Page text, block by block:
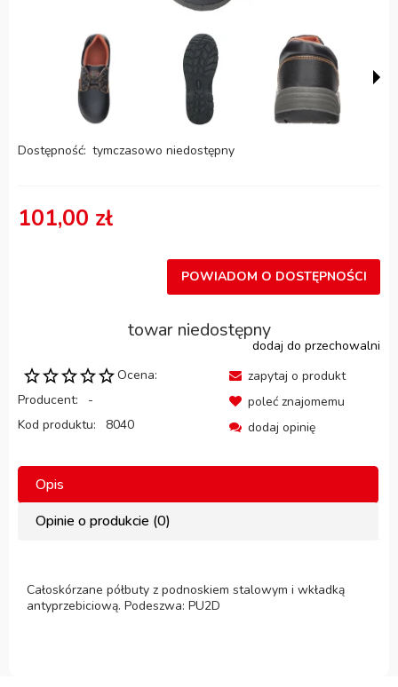
Dostępność: tymczasowo niedostępny
101,00 zł
POWIADOM O DOSTĘPNOŚCI
towar niedostępny
dodaj do przechowalni
Ocena:
Producent:
-
Kod produktu:
8040
zapytaj o produkt
poleć znajomemu
dodaj opinię
Opis
Opinie o produkcie (0)
Całoskórzane półbuty z podnoskiem stalowym i wkładką
antyprzebiciową. Podeszwa: PU2D